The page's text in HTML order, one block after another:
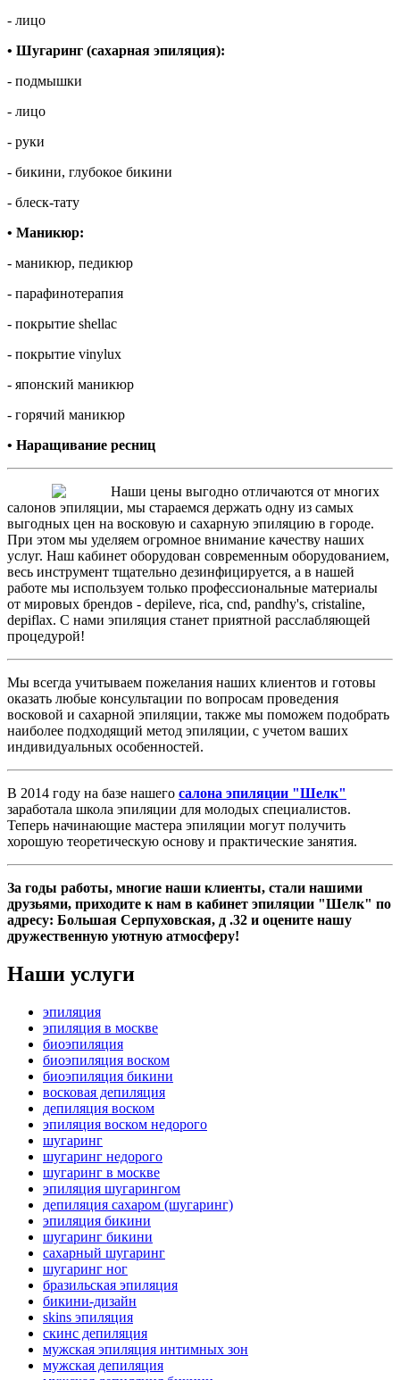
- лицо
• Шугаринг (сахарная эпиляция):
- подмышки
- лицо
- руки
- бикини, глубокое бикини
- блеск-тату
• Маникюр:
- маникюр, педикюр
- парафинотерапия
- покрытие shellac
- покрытие vinylux
- японский маникюр
- горячий маникюр
• Наращивание ресниц
Наши цены выгодно отличаются от многих
салонов эпиляции, мы стараемся держать одну из самых
выгодных цен на восковую и сахарную эпиляцию в городе.
При этом мы уделяем огромное внимание качеству наших
услуг. Наш кабинет оборудован современным оборудованием,
весь инструмент тщательно дезинфицируется, а в нашей
работе мы используем только профессиональные материалы
от мировых брендов - depileve, rica, cnd, pandhy's, cristaline,
depiflax. С нами эпиляция станет приятной расслабляющей
процедурой!
Мы всегда учитываем пожелания наших клиентов и готовы
оказать любые консультации по вопросам проведения
восковой и сахарной эпиляции, также мы поможем подобрать
наиболее подходящий метод эпиляции, с учетом ваших
индивидуальных особенностей.
В 2014 году на базе нашего салона эпиляции "Шелк"
заработала школа эпиляции для молодых специалистов.
Теперь начинающие мастера эпиляции могут получить
хорошую теоретическую основу и практические занятия.
За годы работы, многие наши клиенты, стали нашими
друзьями, приходите к нам в кабинет эпиляции "Шелк" по
адресу: Большая Серпуховская, д .32 и оцените нашу
дружественную уютную атмосферу!
Наши услуги
эпиляция
эпиляция в москве
биоэпиляция
биоэпиляция воском
биоэпиляция бикини
восковая депиляция
депиляция воском
эпиляция воском недорого
шугаринг
шугаринг недорого
шугаринг в москве
эпиляция шугарингом
депиляция сахаром (шугаринг)
эпиляция бикини
шугаринг бикини
сахарный шугаринг
шугаринг ног
бразильская эпиляция
бикини-дизайн
skins эпиляция
cкинс депиляция
мужская эпиляция интимных зон
мужская депиляция